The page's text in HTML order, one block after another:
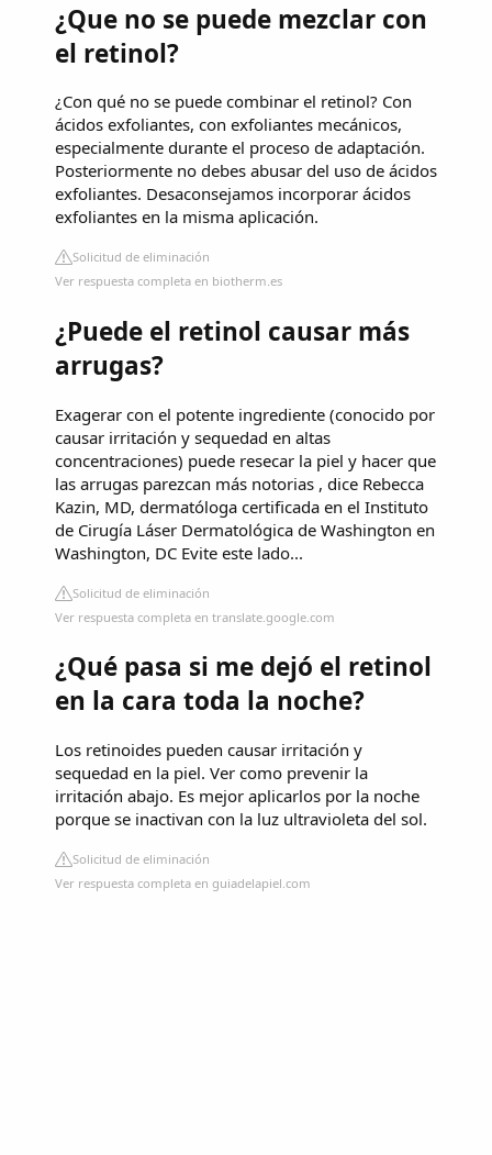
¿Que no se puede mezclar con
el retinol?
¿Con qué no se puede combinar el retinol? Con
ácidos exfoliantes, con exfoliantes mecánicos,
especialmente durante el proceso de adaptación.
Posteriormente no debes abusar del uso de ácidos
exfoliantes. Desaconsejamos incorporar ácidos
exfoliantes en la misma aplicación.
Solicitud de eliminación
Ver respuesta completa en biotherm.es
¿Puede el retinol causar más
arrugas?
Exagerar con el potente ingrediente (conocido por
causar irritación y sequedad en altas
concentraciones) puede resecar la piel y hacer que
las arrugas parezcan más notorias , dice Rebecca
Kazin, MD, dermatóloga certificada en el Instituto
de Cirugía Láser Dermatológica de Washington en
Washington, DC Evite este lado...
Solicitud de eliminación
Ver respuesta completa en translate.google.com
¿Qué pasa si me dejó el retinol
en la cara toda la noche?
Los retinoides pueden causar irritación y
sequedad en la piel. Ver como prevenir la
irritación abajo. Es mejor aplicarlos por la noche
porque se inactivan con la luz ultravioleta del sol.
Solicitud de eliminación
Ver respuesta completa en guiadelapiel.com